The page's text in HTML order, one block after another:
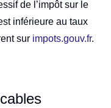
de l’impôt sur le
inférieure au taux
sur impots.gouv.fr.